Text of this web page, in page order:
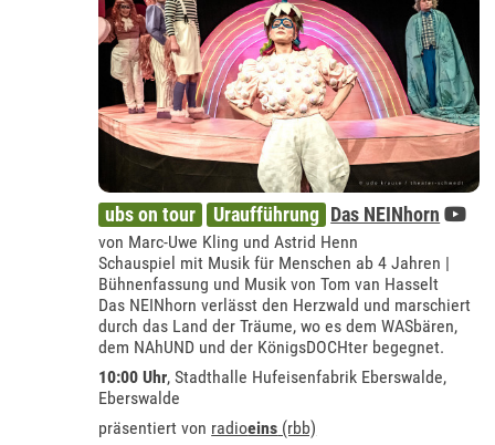
ubs on tour Uraufführung Das NEINhorn
von Marc-Uwe Kling und Astrid Henn
Schauspiel mit Musik für Menschen ab 4 Jahren |
Bühnenfassung und Musik von Tom van Hasselt
Das NEINhorn verlässt den Herzwald und marschiert
durch das Land der Träume, wo es dem WASbären,
dem NAhUND und der KönigsDOCHter begegnet.
10:00 Uhr, Stadthalle Hufeisenfabrik Eberswalde,
Eberswalde
präsentiert von radioeins (rbb)